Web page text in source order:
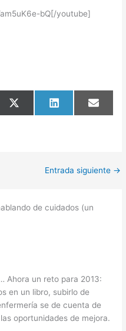
bQ[/youtube]
Compartir
en
Compartir
en
en
Entrada siguiente →
de cuidados (un
Ahora un reto para 2013:
en un libro, subirlo de
se de cuenta de
oportunidades de mejora.